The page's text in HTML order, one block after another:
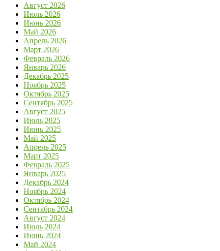
Август 2026
Июль 2026
Июнь 2026
Май 2026
Апрель 2026
Март 2026
Февраль 2026
Январь 2026
Декабрь 2025
Ноябрь 2025
Октябрь 2025
Сентябрь 2025
Август 2025
Июль 2025
Июнь 2025
Май 2025
Апрель 2025
Март 2025
Февраль 2025
Январь 2025
Декабрь 2024
Ноябрь 2024
Октябрь 2024
Сентябрь 2024
Август 2024
Июль 2024
Июнь 2024
Май 2024